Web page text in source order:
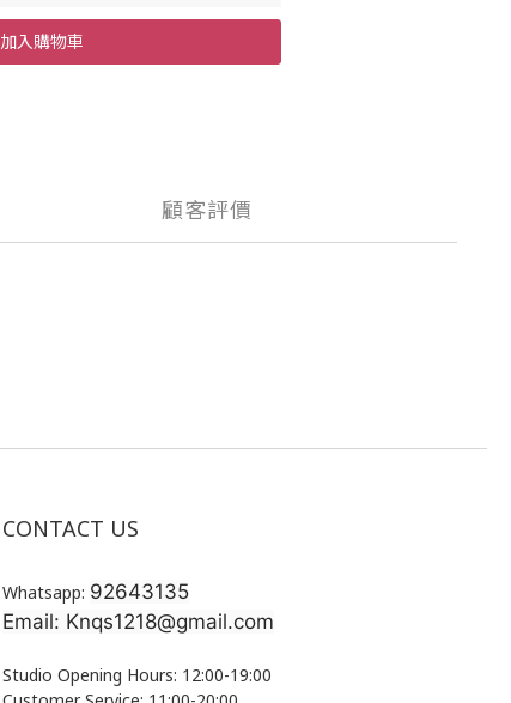
加入購物車
顧客評價
CONTACT US
Whatsapp: 92643135
Email: Knqs1218@gmail.com
Studio Opening Hours: 12:00-19:00